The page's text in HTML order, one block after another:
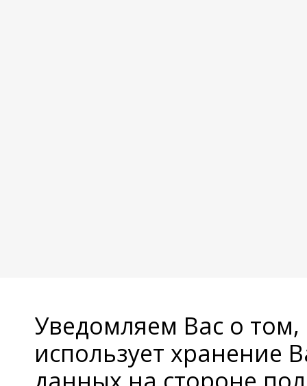
Уведомляем Вас о
использует хранение